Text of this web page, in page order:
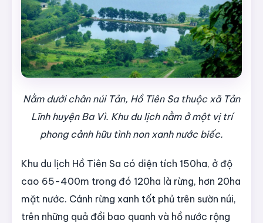
Nằm dưới chân núi Tản, Hồ Tiên Sa thuộc xã Tản
Lĩnh huyện Ba Vì. Khu du lịch nằm ở một vị trí
phong cảnh hữu tình non xanh nước biếc.
Khu du lịch Hồ Tiên Sa có diện tích 150ha, ở độ
cao 65-400m trong đó 120ha là rừng, hơn 20ha
mặt nước. Cánh rừng xanh tốt phủ trên sườn núi,
trên những quả đồi bao quanh và hồ nước rộng